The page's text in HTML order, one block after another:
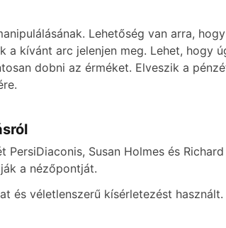
Lehetőség van arra,
a kívánt arc jelenjen meg. Lehet, hogy
dobni az érméket. Elveszik a
PersiDiaconis, Susan Holmes és
a nézőpontját.
és véletlenszerű kísérletezést